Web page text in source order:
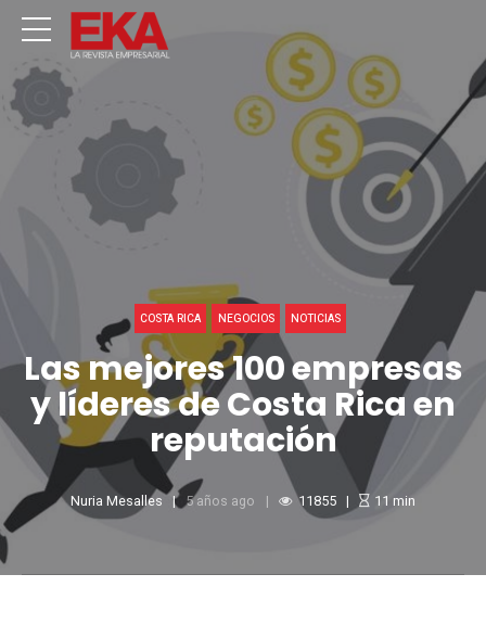
COSTA RICA NEGOCIOS NOTICIAS
Las mejores 100 empresas
y líderes de Costa Rica en
reputación
Nuria Mesalles 5 años ago 11855 11 min